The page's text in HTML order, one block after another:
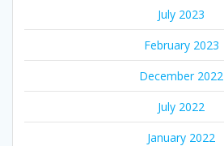
July 2023
February 2023
December 2022
July 2022
January 2022